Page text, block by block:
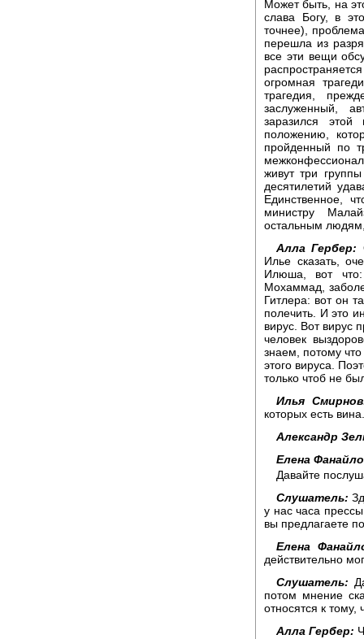
Может быть, на
слава Богу, в
точнее),
перешла из
все эти вещи
огромная
трагедия,
заслуженный,
заразился
положению,
пройденный по
живут три
десятилетий
Единственное,
министру
остальным
Алла Гербер:
Илье сказать,
Илюша, вот
Мохаммад,
Гитлера: вот он
полечить. И это
вирус. Вот вирус
человек
знаем, потому
этого вируса.
только чтоб не
Илья
которых есть
Александр
Елена
Давайте
Слушатель:
у нас часа
вы предлагаете
Елена
действительно
Слушатель:
потом мнение
относятся к
Алла Гербер: